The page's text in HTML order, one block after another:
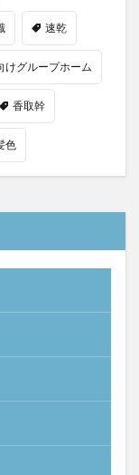
速乾
けグループホーム
香取幹
色